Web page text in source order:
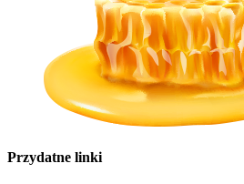
Przydatne linki